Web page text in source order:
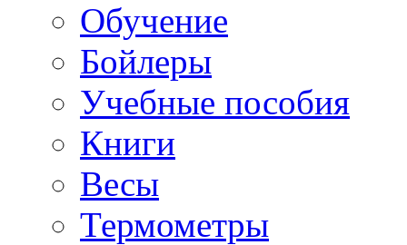
Обучение
Бойлеры
Учебные пособия
Книги
Весы
Термометры